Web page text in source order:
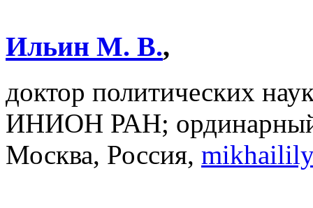
Ильин М. В.,
доктор политических
ИНИОН РАН;
Москва, Россия,